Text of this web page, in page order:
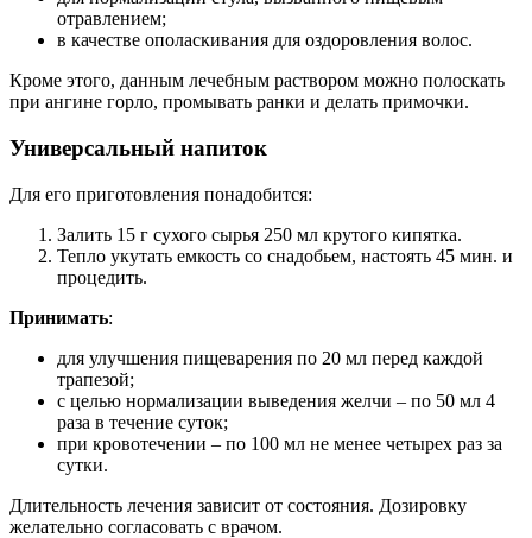
отравлением;
в качестве ополаскивания для оздоровления волос.
Кроме этого, данным лечебным раствором можно полоскать
при ангине горло, промывать ранки и делать примочки.
Универсальный напиток
Для его приготовления понадобится:
Залить 15 г сухого сырья 250 мл крутого кипятка.
Тепло укутать емкость со снадобьем, настоять 45 мин. и
процедить.
Принимать:
для улучшения пищеварения по 20 мл перед каждой
трапезой;
с целью нормализации выведения желчи – по 50 мл 4
раза в течение суток;
при кровотечении – по 100 мл не менее четырех раз за
сутки.
Длительность лечения зависит от состояния. Дозировку
желательно согласовать с врачом.